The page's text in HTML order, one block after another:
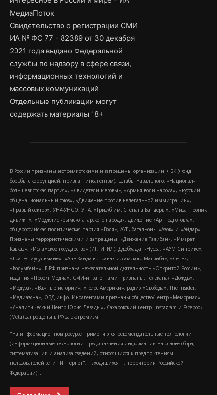
МедиаПоток
Свидетельство о регистрации СМИ
ИА № ФС 77 - 82389 от 30 декабря
2021 года выдано Федеральной
службы по надзору в сфере связи,
информационных технологий и
массовых коммуникаций
Отдельные публикации могут
содержать материалы 18+
В России признаны экстремистскими и запрещены организации: ФБК (Фонд
борьбы с коррупцией, признан иноагентом), Штабы Навального, «Национал-
большевистская партия», «Свидетели Иеговы», «Армия воли народа», «Русский
общенациональный союз», «Движение против нелегальной иммиграции»,
«Правый сектор», УНА-УНСО, УПА, «Тризуб им. Степана Бандеры», «Мизантропик
дивижн», «Меджлис крымскотатарского народа», движение «Артподготовка»,
общероссийская политическая партия «Воля», АУЕ, батальоны «Азов» и «Айдар».
Признаны террористическими и запрещены: «Движение Талибан», «Имарат
Кавказ», «Исламское государство» (ИГ, ИГИЛ), Джебхад-ан-Нусра, «АУМ Синрике»,
«Братья-мусульмане», «Аль-Каида в странах исламского Магриба», «Сеть»,
«Колумбайн». В РФ признана нежелательной деятельность «Открытой России»,
издания «Проект Медиа». СМИ-иноагентами признаны: телеканал «Дождь»,
«Медуза», «Важные истории», «Голос Америки», радио «Свобода», The Insider,
«Медиазона», ОВД-инфо. Иноагентами признаны общество/центр «Мемориал»,
«Аналитический Центр Юрия Левады», Сахаровский центр. Instagram и Facebook
(Metа) запрещены в РФ за экстремизм.
"На информационном ресурсе применяются рекомендательные технологии
(информационные технологии предоставления информации на основе сбора,
систематизации и анализа сведений, относящихся к предпочтениям
пользователей сети "Интернет", находящихся на территории Российской
Федерации)".